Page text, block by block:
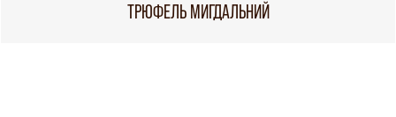
ТРЮФЕЛЬ МИГДАЛЬНИЙ